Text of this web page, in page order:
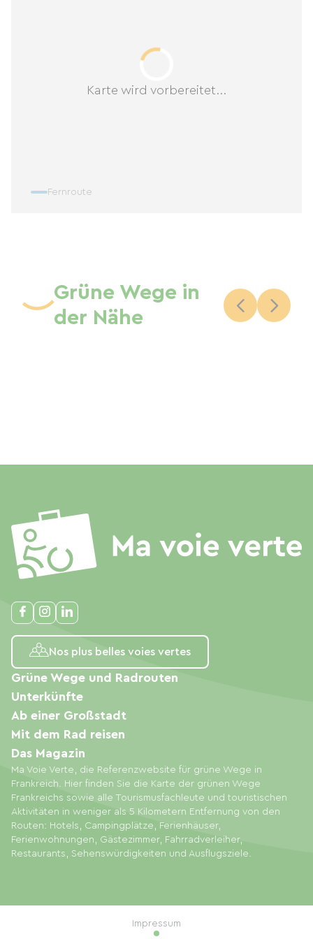
Karte wird vorbereitet...
Fernroute
Grüne Wege in
der Nähe
Nos plus belles voies vertes
Ma Voie Verte, die Referenzwebsite für grüne Wege in
Frankreich. Hier finden Sie die Karte der grünen Wege
Frankreichs sowie alle Tourismusfachleute und touristischen
Aktivitäten in weniger als 5 Kilometern Entfernung von den
Routen: Hotels, Campingplätze, Ferienhäuser,
Ferienwohnungen, Gästezimmer, Fahrradverleiher,
Restaurants, Sehenswürdigkeiten und Ausflugsziele.
Grüne Wege und Radrouten
Unterkünfte
Ab einer Großstadt
Mit dem Rad reisen
Das Magazin
Impressum